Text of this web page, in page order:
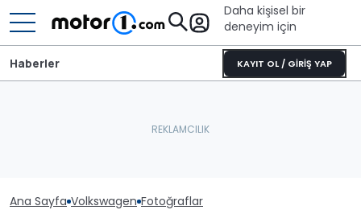
Daha kişisel bir
deneyim için
KAYIT OL / GİRİŞ YAP
Haberler
Ana Sayfa Volkswagen Fotoğraflar